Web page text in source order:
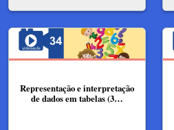
Representação e interpretação
de dados em tabelas (3…